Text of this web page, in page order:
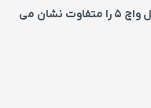
گوگل با تیزری جدید پیکسل واچ ۵ را متفاوت نشان می‌